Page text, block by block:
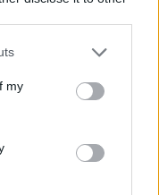
one or more Google
You may click to
third-party tags to
in below Google
my
, og fjorårets
ble nr. 5.
opp med en
bør ha
de beste